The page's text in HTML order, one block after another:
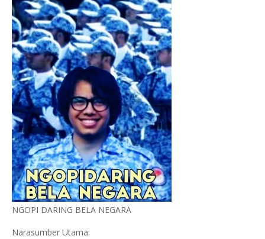
NGOPI DARING BELA NEGARA
Narasumber Utama: